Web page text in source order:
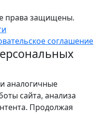
права защищены.
соглашение
аналогичные
сайта, анализа
Продолжая